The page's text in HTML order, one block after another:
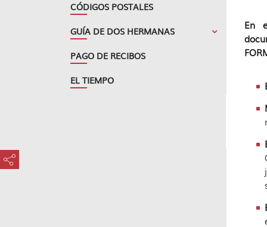
CÓDIGOS POSTALES
GUÍA DE DOS HERMANAS
PAGO DE RECIBOS
EL TIEMPO
En
???key.element.share.share.access???